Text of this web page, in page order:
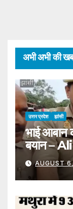
अभी अभी की
उत्तर प्रदेश झांसी
भाई आबान
बयान –
Over
Brother
Burial
AUGUST